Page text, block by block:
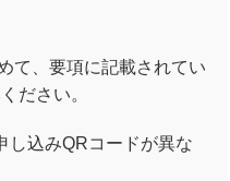
、要項に記載されてい
ださい。
し込みQRコードが異な